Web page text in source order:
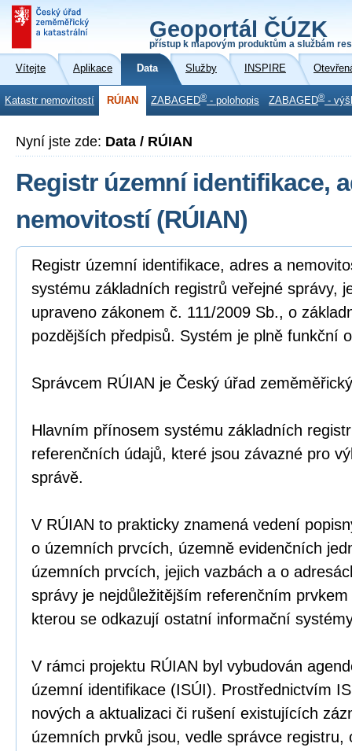
Geoportál ČÚZK
přístup k mapovým produktům a službám
Vítejte Aplikace Data Služby INSPIRE
Katastr nemovitostí RÚIAN ZABAGED® - polohopis ZABAGED® -
Nyní jste zde: Data / RÚIAN
Registr územní identifikace,
nemovitostí (RÚIAN)
Registr územní identifikace, adres a
systému základních registrů veřejné správy,
upraveno zákonem č. 111/2009 Sb., o
pozdějších předpisů. Systém je plně funkční
Správcem RÚIAN je Český úřad
Hlavním přínosem systému základních
referenčních údajů, které jsou závazné pro
správě.
V RÚIAN to prakticky znamená vedení
o územních prvcích, územně evidenčních
územních prvcích, jejich vazbách a o
správy je nejdůležitějším referenčním
kterou se odkazují ostatní informační
V rámci projektu RÚIAN byl vybudován
územní identifikace (ISÚI). Prostřednictvím
nových a aktualizaci či rušení existujících
územních prvků jsou, vedle správce registru,